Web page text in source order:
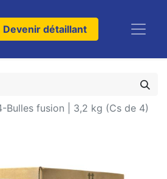
Devenir détaillant
Bulles fusion | 3,2 kg (Cs de 4)